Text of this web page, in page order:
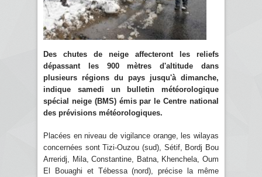
Des chutes de neige affecteront les reliefs
dépassant les 900 mètres d'altitude dans
plusieurs régions du pays jusqu'à dimanche,
indique samedi un bulletin météorologique
spécial neige (BMS) émis par le Centre national
des prévisions météorologiques.
Placées en niveau de vigilance orange, les wilayas
concernées sont Tizi-Ouzou (sud), Sétif, Bordj Bou
Arreridj, Mila, Constantine, Batna, Khenchela, Oum
El Bouaghi et Tébessa (nord), précise la même